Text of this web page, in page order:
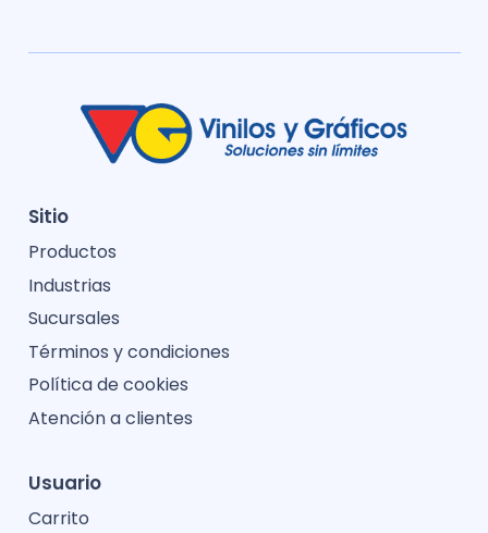
Sitio
Productos
Industrias
Sucursales
Términos y condiciones
Política de cookies
Atención a clientes
Usuario
Carrito